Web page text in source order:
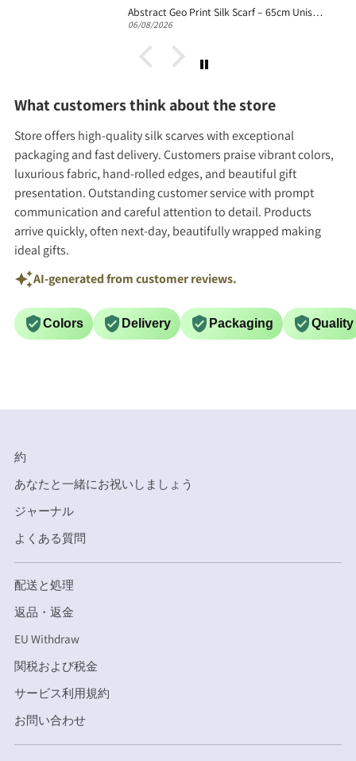
Fern Fantasy Silk Scarf - 53cm Women's Silk Bandana
23/07/2026
What customers think about the store
Store offers high-quality silk scarves with exceptional
packaging and fast delivery. Customers praise vibrant colors,
luxurious fabric, hand-rolled edges, and beautiful gift
presentation. Outstanding customer service with prompt
communication and careful attention to detail. Products
arrive quickly, often next-day, beautifully wrapped making
ideal gifts.
AI-generated from customer reviews.
Colors Delivery Packaging Quality
約
あなたと一緒にお祝いしましょう
ジャーナル
よくある質問
配送と処理
返品・返金
EU Withdraw
関税および税金
サービス利用規約
お問い合わせ